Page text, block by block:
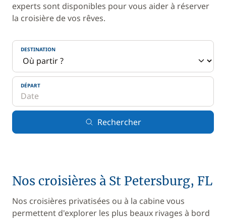
experts sont disponibles pour vous aider à réserver
la croisière de vos rêves.
DESTINATION
DÉPART
Rechercher
Nos croisières à St Petersburg, FL
Nos croisières privatisées ou à la cabine vous
permettent d'explorer les plus beaux rivages à bord